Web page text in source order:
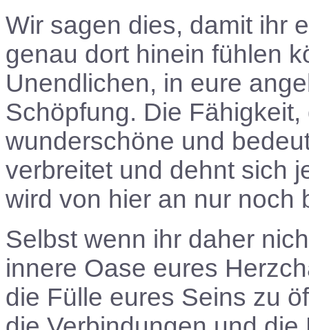
Wir sagen dies, damit ihr
genau dort hinein fühlen
Unendlichen, in eure
Schöpfung. Die
wunderschöne und
verbreitet und dehnt sich
wird von hier an nur noch
Selbst wenn ihr daher
innere Oase eures
die Fülle eures Seins zu